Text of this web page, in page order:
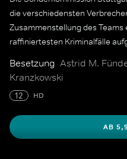
die verschiedensten
Zusammenstellung des Teams
raffiniertesten Kriminalfälle
Besetzung Astrid M.
Kranzkowski
12 HD
AB